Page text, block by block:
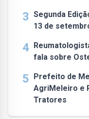
3 Segunda
13 de
4
fala sobre
5 Prefeito de
AgriMeleiro e
Tratores